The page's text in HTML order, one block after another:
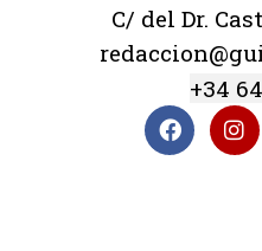
C/ del Dr.
+34